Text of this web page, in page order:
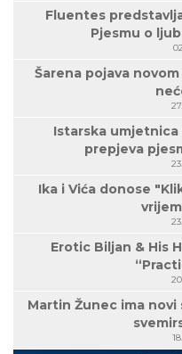
Fluentes
Pjesmu o
Šarena pojava
Istarska
prepjeva
Ika i Vića donose
Erotic Biljan & His
Martin Žunec ima